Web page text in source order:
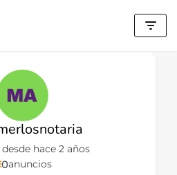
hace 2 años
0anuncios